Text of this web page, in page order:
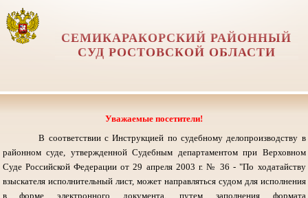
СЕМИКАРАКОРСКИЙ РАЙОННЫЙ
СУД РОСТОВСКОЙ ОБЛАСТИ
Уважаемые посетители!
В соответствии с Инструкцией по судебному делопроизводству в
районном суде, утвержденной Судебным департаментом при Верховном
Суде Российской Федерации от 29 апреля 2003 г. № 36 - "По ходатайству
взыскателя исполнительный лист, может направляться судом для исполнения
в форме электронного документа, путем заполнения формата